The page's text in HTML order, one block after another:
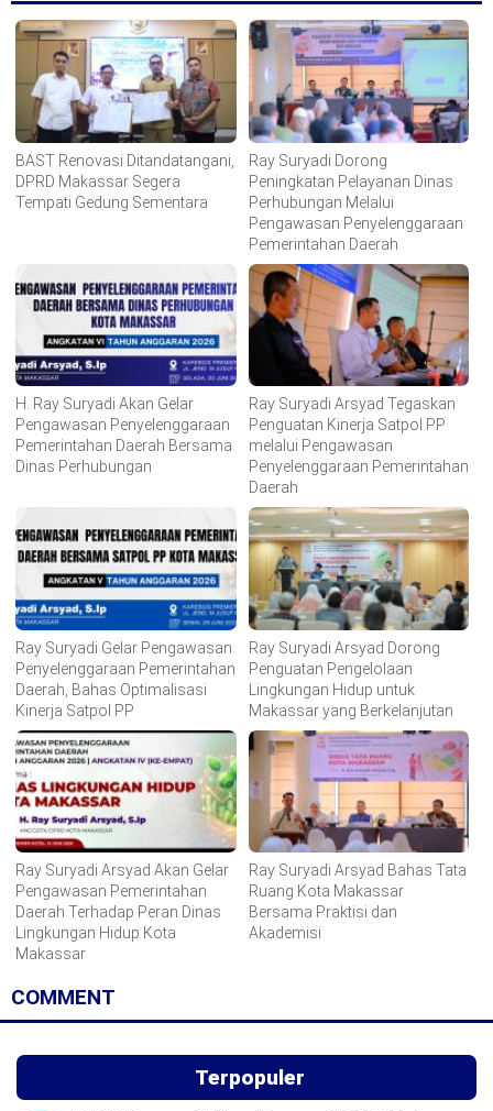
BAST Renovasi Ditandatangani,
DPRD Makassar Segera
Tempati Gedung Sementara
Ray Suryadi Dorong
Peningkatan Pelayanan Dinas
Perhubungan Melalui
Pengawasan Penyelenggaraan
Pemerintahan Daerah
H. Ray Suryadi Akan Gelar
Pengawasan Penyelenggaraan
Pemerintahan Daerah Bersama
Dinas Perhubungan
Ray Suryadi Arsyad Tegaskan
Penguatan Kinerja Satpol PP
melalui Pengawasan
Penyelenggaraan Pemerintahan
Daerah
Ray Suryadi Gelar Pengawasan
Penyelenggaraan Pemerintahan
Daerah, Bahas Optimalisasi
Kinerja Satpol PP
Ray Suryadi Arsyad Dorong
Penguatan Pengelolaan
Lingkungan Hidup untuk
Makassar yang Berkelanjutan
Ray Suryadi Arsyad Akan Gelar
Pengawasan Pemerintahan
Daerah Terhadap Peran Dinas
Lingkungan Hidup Kota
Makassar
Ray Suryadi Arsyad Bahas Tata
Ruang Kota Makassar
Bersama Praktisi dan
Akademisi
COMMENT
Terpopuler